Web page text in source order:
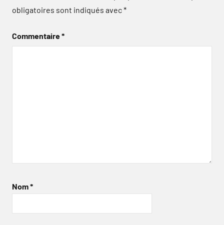
obligatoires sont indiqués avec*
Commentaire*
Nom*